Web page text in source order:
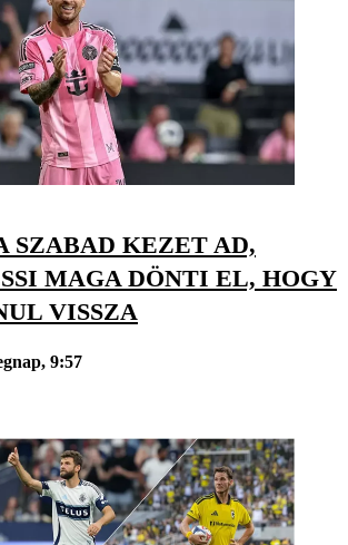
SZABAD KEZET AD,
MAGA DÖNTI EL, HOGY
VISSZA
9:57